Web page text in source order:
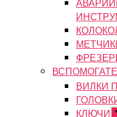
ВИЛКИ
КЛЮЧИ